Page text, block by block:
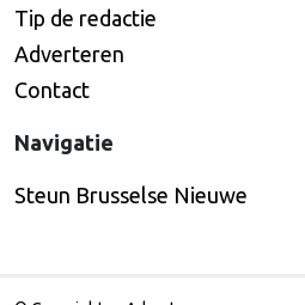
Tip de redactie
Adverteren
Contact
Navigatie
Steun Brusselse Nieuwe